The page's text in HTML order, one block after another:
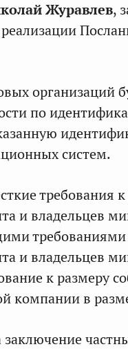
Журавлев,
организаций
по
систем.
требования
и владельцев
и владельцев
к размеру
компании в
заключение